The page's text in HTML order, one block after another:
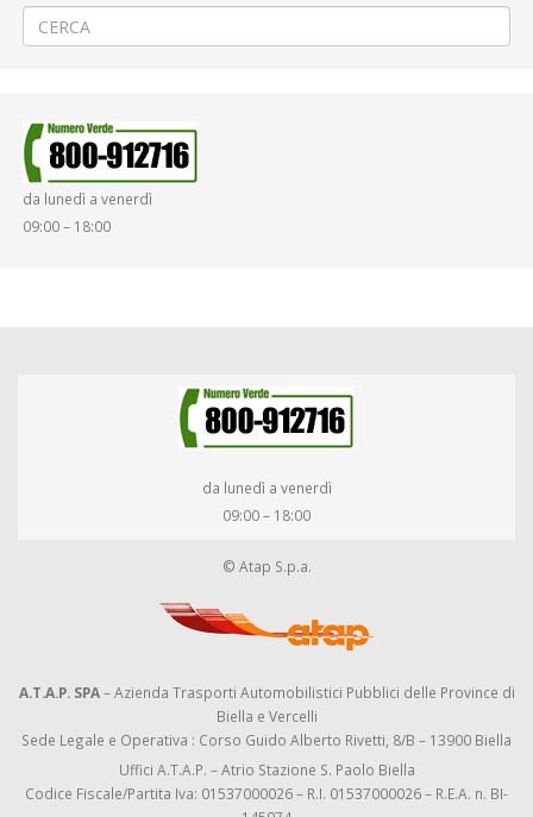
da lunedì a venerdì
09:00 – 18:00
da lunedì a venerdì
09:00 – 18:00
© Atap S.p.a.
A.T.A.P. SPA– Azienda Trasporti Automobilistici Pubblici delle Province di
Biella e Vercelli
Sede Legale e Operativa : Corso Guido Alberto Rivetti, 8/B – 13900 Biella
Uffici A.T.A.P. – Atrio Stazione S. Paolo Biella
Codice Fiscale/Partita Iva: 01537000026 – R.I. 01537000026 – R.E.A. n. BI-